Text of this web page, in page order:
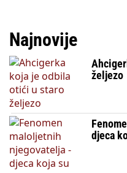
Najnovije
željezo
djeca